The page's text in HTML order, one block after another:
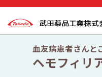
血友病患者さんと
ヘモフィリ